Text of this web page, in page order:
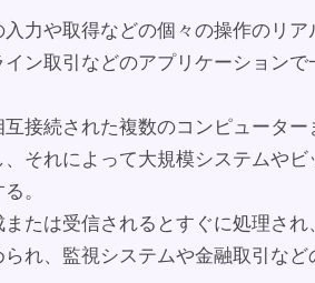
入力や取得などの個々の操作のリ
ン取引などのアプリケーションで
互接続された複数のコンピューター
それによって大規模システムやビ
。
または受信されるとすぐに処理され
れ、監視システムや金融取引など